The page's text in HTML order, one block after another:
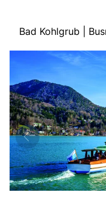
Busreisen
Bus mieten
Taxi
Reisebüro
Danube Service
Kontakt
Job
Bad Kohlgrub |